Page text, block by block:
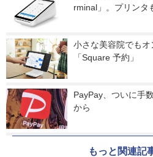
rminal」。プリンタ
小さな美容院でも
「Square 予約」
PayPay、ついに手
から
もっと関連記